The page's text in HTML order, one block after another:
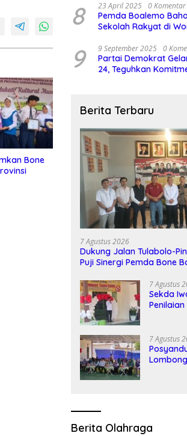
Bone
8 23 April 2025 0 Komentar
Pemda Boalemo
Sekolah Rakyat di
9 9 September 2025 0
Partai Demokrat
24, Teguhkan
Berita Terbaru
7 Agustus 2026
Dukung Jalan Tulabolo-
Puji Sinergi Pemda Bone
7 Agustus
Sekda
Warga
7 Agustus
Berita Olahraga